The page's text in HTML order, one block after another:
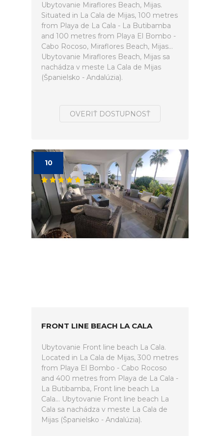
Ubytovanie Miraflores Beach, Mijas.
Situated in La Cala de Mijas, 100 metres
from Playa de La Cala - La Butibamba
and 100 metres from Playa El Bombo -
Cabo Rocoso, Miraflores Beach, Mijas...
Ubytovanie Miraflores Beach, Mijas sa
nachádza v meste La Cala de Mijas
(Španielsko - Andalúzia).
OVERIŤ DOSTUPNOSŤ
10
FRONT LINE BEACH LA CALA
Ubytovanie Front line beach La Cala.
Located in La Cala de Mijas, 300 metres
from Playa El Bombo - Cabo Rocoso
and 400 metres from Playa de La Cala -
La Butibamba, Front line beach La
Cala... Ubytovanie Front line beach La
Cala sa nachádza v meste La Cala de
Mijas (Španielsko - Andalúzia).